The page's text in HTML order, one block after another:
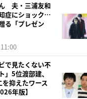
夫・三浦友和
症にショック…
る「プレゼン
で見たくない不
」5位渡部建、
抑えたワース
年版】